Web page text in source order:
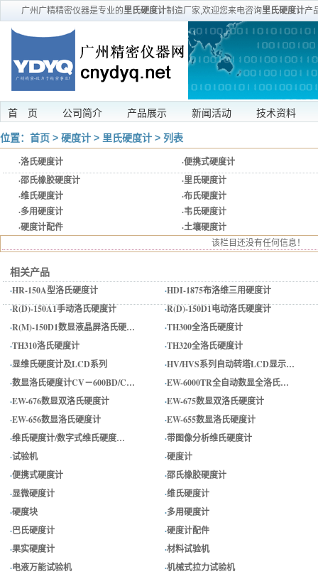
广州广精精密仪器是专业的里氏硬度计制造厂家,欢迎您来电咨询里氏硬度计产
首 页 公司简介 产品展示 新闻活动 技术资料
位置： 首页 > 硬度计 > 里氏硬度计 > 列表
·洛氏硬度计 ·便携式硬度计
·邵氏橡胶硬度计 ·里氏硬度计
·维氏硬度计 ·布氏硬度计
·多用硬度计 ·韦氏硬度计
·硬度计配件 ·土壤硬度计
该栏目还没有任何信息！
相关产品
·HR-150A型洛氏硬度计 ·HDI-1875布洛维三用硬度计
·R(D)-150A1手动洛氏硬度计 ·R(D)-150D1电动洛氏硬度计
·R(M)-150D1数显液晶屏洛氏硬… ·TH300全洛氏硬度计
·TH310洛氏硬度计 ·TH320全洛氏硬度计
·显维氏硬度计及LCD系列 ·HV/HVS系列自动转塔LCD显示…
·数显洛氏硬度计CV－600BD/C… ·EW-6000TR全自动数显全洛氏…
·EW-676数显双洛氏硬度计 ·EW-675数显双洛氏硬度计
·EW-656数显洛氏硬度计 ·EW-655数显洛氏硬度计
·维氏硬度计/数字式维氏硬度… ·带图像分析维氏硬度计
·试验机 ·硬度计
·便携式硬度计 ·邵氏橡胶硬度计
·显微硬度计 ·维氏硬度计
·硬度块 ·多用硬度计
·巴氏硬度计 ·硬度计配件
·果实硬度计 ·材料试验机
·电液万能试验机 ·机械式拉力试验机